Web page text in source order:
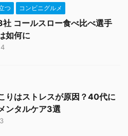
つ コンビニグルメ
社 コールスロー食べ比べ選手
如何に
りはストレスが原因？40代に
ンタルケア3選